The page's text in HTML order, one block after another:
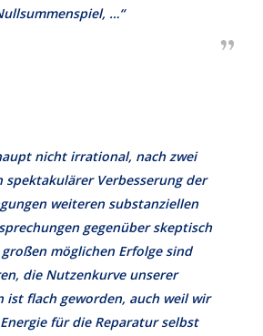
…“
nicht irrational, nach zwei
spektakulärer Verbesserung der
weiteren substanziellen
gegenüber skeptisch
möglichen Erfolge sind
die Nutzenkurve unserer
ist flach geworden, auch weil wir
für die Reparatur selbst